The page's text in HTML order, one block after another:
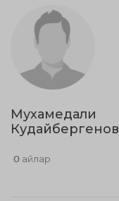
Мухамедали
Кудайбергенов
0 айлар